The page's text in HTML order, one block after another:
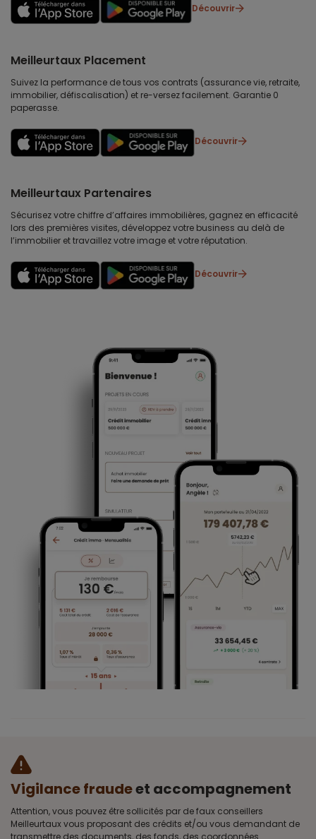
Découvrir
Meilleurtaux Placement
Suivez la performance de tous vos contrats (assurance vie, retraite,
immobilier, défiscalisation) et re-versez facilement. Garantie 0
paperasse.
Découvrir
Meilleurtaux Partenaires
Sécurisez votre chiffre d’affaires immobilières, gagnez en efficacité
lors des premières visites, développez votre business au delà de
l’immobilier et travaillez votre image et votre réputation.
Découvrir
Vigilance fraudeet accompagnement
Attention, vous pouvez être sollicités par de faux conseillers
Meilleurtaux vous proposant des crédits et/ou vous demandant de
transmettre des documents, des fonds, des coordonnées